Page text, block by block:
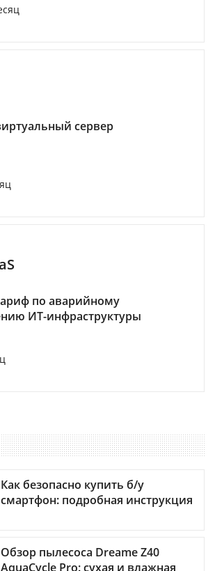
сервер
по аварийному
ИТ-инфраструктуры
Как безопасно купить б/у
смартфон: подробная инструкция
Обзор пылесоса Dreame Z40
AquaCycle Pro: сухая и влажная